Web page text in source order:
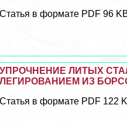
Статья в формате PDF 96
УПРОЧНЕНИЕ ЛИТЫХ
ЛЕГИРОВАНИЕМ ИЗ
Статья в формате PDF 122